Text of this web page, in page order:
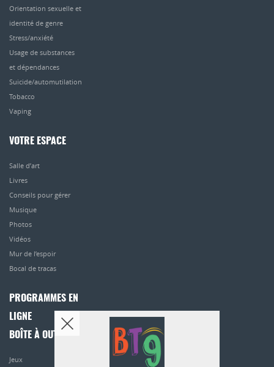
Orientation sexuelle et
identité de genre
Stress/anxiété
Usage de substances
et dépendances
Suicide/automutilation
Tobacco
Vaping
VOTRE ESPACE
Salle d’art
Livres
Conseils pour gérer
Musique
Photos
Vidéos
Mur de l’espoir
Bocal de tracas
PROGRAMMES EN
LIGNE
BOÎTE À OUTILS
Jeux